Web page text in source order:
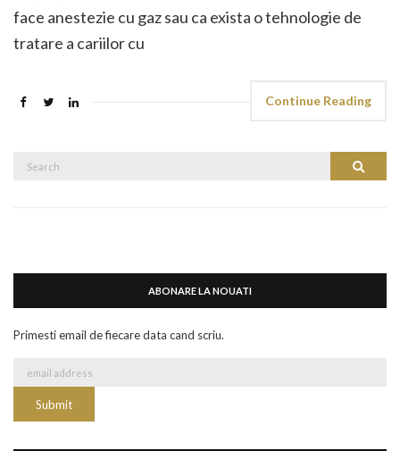
face anestezie cu gaz sau ca exista o tehnologie de
tratare a cariilor cu
Continue Reading
Search
ABONARE LA NOUATI
Primesti email de fiecare data cand scriu.